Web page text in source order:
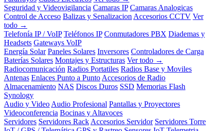
Seguridad y Videovigilancia Camaras IP Camaras Analogicas
Control de Acceso Balizas y Senalizacion Accesorios CCTV Ver
todo →
Telefonía IP / VoIP Teléfonos IP Conmutadores PBX Diademas y
Headsets Gateways VoIP
Energía Solar Paneles Solares Inversores Controladores de Carga
Baterías Solares Montajes y Estructuras Ver todo →
Radiocomunicación Radios Portatiles Radios Base y Moviles
Antenas Enlaces Punto a Punto Accesorios de Radio
Almacenamiento NAS Discos Duros SSD Memorias Flash
Synology
Audio y Video Audio Profesional Pantallas y Proyectores
Videoconferencia Bocinas y Altavoces
Servidores Servidores Rack Accesorios Servidor Servidores Torre